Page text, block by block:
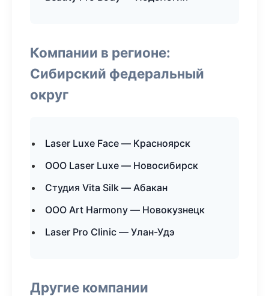
Компании в регионе:
Сибирский федеральный
округ
Laser Luxe Face — Красноярск
ООО Laser Luxe — Новосибирск
Студия Vita Silk — Абакан
ООО Art Harmony — Новокузнецк
Laser Pro Clinic — Улан-Удэ
Другие компании